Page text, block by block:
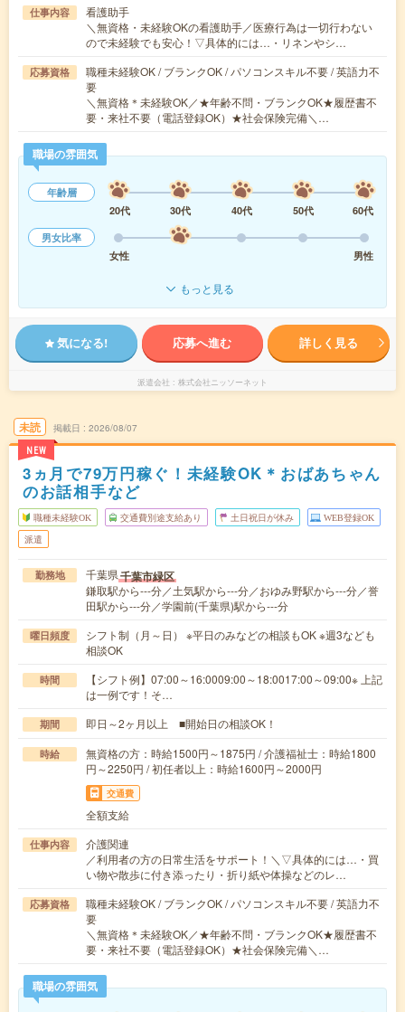
仕事内容
看護助手
＼無資格・未経験OKの看護助手／医療行為は一切行わない
ので未経験でも安心！▽具体的には…・リネンやシ…
応募資格
職種未経験OK / ブランクOK / パソコンスキル不要 / 英語力不
要
＼無資格＊未経験OK／★年齢不問・ブランクOK★履歴書不
要・来社不要（電話登録OK）★社会保険完備＼…
職場の雰囲気
年齢層
20代
30代 40代 50代
60代
男女比率
女性
男性
もっと見る
気になる! 応募へ進む 詳しく見る
派遣会社 株式会社ニッソーネット
未読
NEW
掲載日 2026/08/07
3ヵ月で79万円稼ぐ！未経験OK＊おばあちゃん
のお話相手など
職種未経験OK 交通費別途支給あり 土日祝日が休み WEB登録OK
派遣
勤務地 千葉県千葉市緑区
鎌取駅から---分／土気駅から---分／おゆみ野駅から---分／誉
田駅から---分／学園前(千葉県)駅から---分
曜日頻度
シフト制（月～日） ※平日のみなどの相談もOK ※週3なども
相談OK
時間
【シフト例】07:00～16:0009:00～18:0017:00～09:00※ 上記
は一例です！そ…
期間 即日～2ヶ月以上 ■開始日の相談OK！
時給
無資格の方：時給1500円～1875円 / 介護福祉士：時給1800
円～2250円 / 初任者以上：時給1600円～2000円
交通費
全額支給
仕事内容
介護関連
／利用者の方の日常生活をサポート！＼▽具体的には…・買
い物や散歩に付き添ったり・折り紙や体操などのレ…
応募資格
職種未経験OK / ブランクOK / パソコンスキル不要 / 英語力不
要
＼無資格＊未経験OK／★年齢不問・ブランクOK★履歴書不
要・来社不要（電話登録OK）★社会保険完備＼…
職場の雰囲気